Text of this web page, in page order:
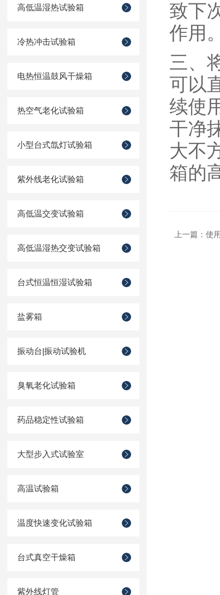
高低温湿热试验箱
冷热冲击试验箱
电热恒温鼓风干燥箱
热空气老化试验箱
小型台式氙灯试验箱
紫外线老化试验箱
高低温交变试验箱
高低温湿热交变试验箱
台式恒温恒湿试验箱
盐雾箱
振动台|振动试验机
臭氧老化试验箱
药品稳定性试验箱
大型步入式试验室
高温试验箱
温度快速变化试验箱
台式真空干燥箱
紫外线灯管
致下
作用
三、
可以
续使
干净
大不
箱的
上一篇： 使